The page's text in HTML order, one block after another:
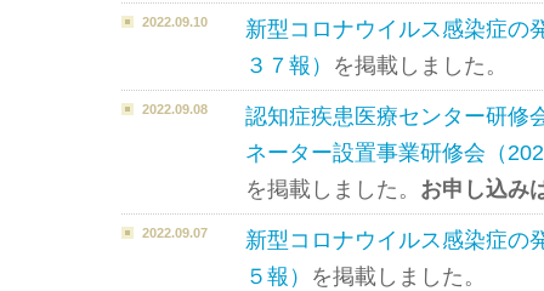
2022.09.10
新型コロナウイルス感染症
３７報） を掲載しました。
2022.09.08
認知症疾患医療センター研
ネーター設置事業研修会（
を掲載しました。 お申し込み
2022.09.07
新型コロナウイルス感染症
５報） を掲載しました。